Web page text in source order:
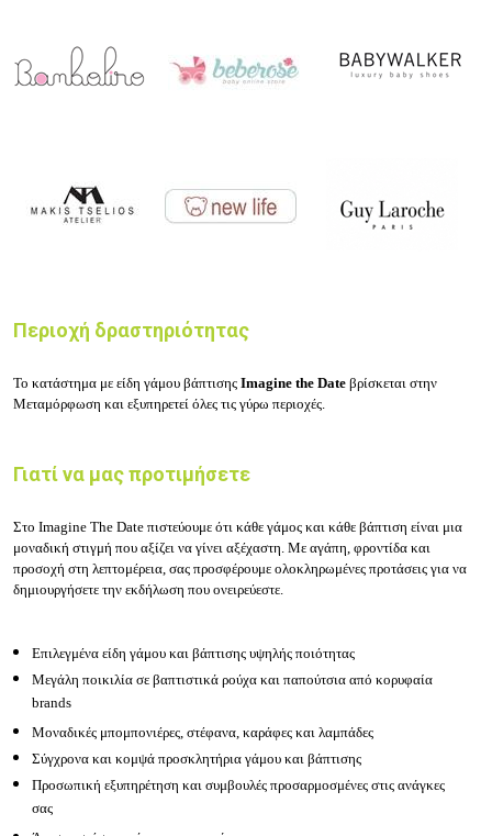
Περιοχή δραστηριότητας
Το κατάστημα με είδη γάμου βάπτισης Imagine the Date βρίσκεται στην
Μεταμόρφωση και εξυπηρετεί όλες τις γύρω περιοχές.
Γιατί να μας προτιμήσετε
Στο Imagine The Date πιστεύουμε ότι κάθε γάμος και κάθε βάπτιση είναι μια
μοναδική στιγμή που αξίζει να γίνει αξέχαστη. Με αγάπη, φροντίδα και
προσοχή στη λεπτομέρεια, σας προσφέρουμε ολοκληρωμένες προτάσεις για να
δημιουργήσετε την εκδήλωση που ονειρεύεστε.
Επιλεγμένα είδη γάμου και βάπτισης υψηλής ποιότητας
Μεγάλη ποικιλία σε βαπτιστικά ρούχα και παπούτσια από κορυφαία
brands
Μοναδικές μπομπονιέρες, στέφανα, καράφες και λαμπάδες
Σύγχρονα και κομψά προσκλητήρια γάμου και βάπτισης
Προσωπική εξυπηρέτηση και συμβουλές προσαρμοσμένες στις ανάγκες
σας